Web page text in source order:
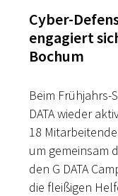
Cyber-
engagiert
Bochum
Beim
DATA wieder
18 Mitarbeitende
um gemeinsam
den G DATA
die fleißigen